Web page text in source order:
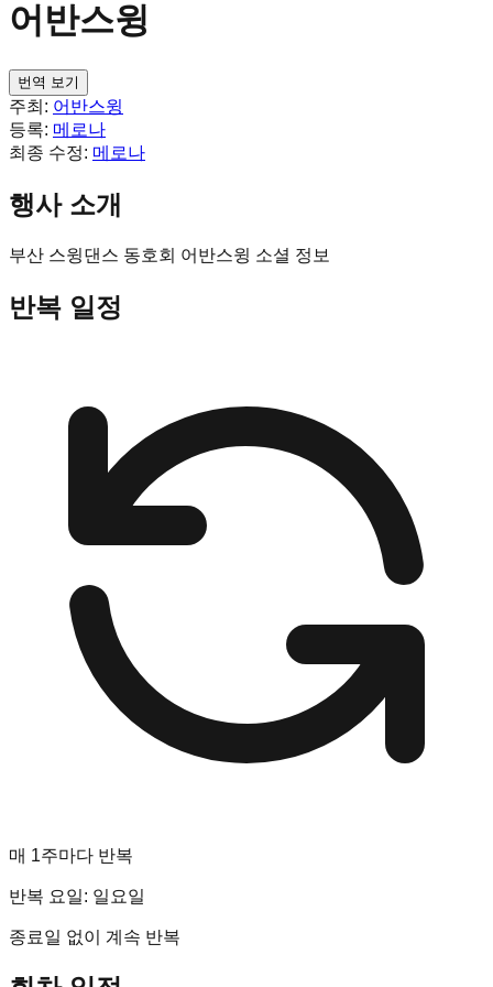
어반스윙
번역 보기
주최: 어반스윙
등록: 메로나
최종 수정: 메로나
행사 소개
부산 스윙댄스 동호회 어반스윙 소셜 정보
반복 일정
매 1주마다 반복
반복 요일: 일요일
종료일 없이 계속 반복